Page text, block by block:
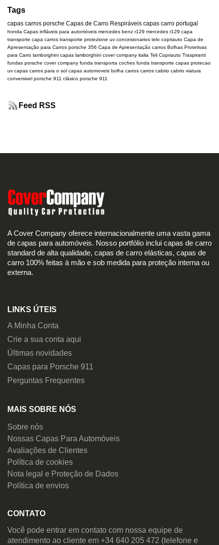
Tags
capas carros porsche Capas de Carro Respiráveis capas carro portugal
honda Capas infláveis para automóveis mercedes benz r129 mercedes r129 capa
transporte capa carros transporte protezione uv concesionarios telo copriauto Capa de
Apresentação para Carros porsche 356 Capa de Apresentação carros Bolhas Protetivas
para Carro lamborghini capas lamborghini cover company italia Teli Copriauto Traspiranti
fundas porsche cover company funda transporta coches funda transporte capas protecao
uv capas carros para o sol capas automoveis bolha carros carros cabrio cabrio viatura
conversivel porsche 911 clásico porsche 911
Feed RSS
A Cover Company oferece internacionalmente uma vasta gama
de capas para automóveis. Nosso portfólio inclui capas de carro
standard de alta qualidade, capas de carro elásticas, capas de
carro 100% feitas à mão e sob medida para proteção interna ou
externa.
LINKS ÚTEIS
A Minha Conta
Crie a sua conta aqui
Últimas novidades
Capas para Porsche 911
Perguntas Frequentes
MAIS SOBRE NÓS
Sobre nós
Nossas Capas Para Automóveis
Avaliações de Clientes
Política de cookies
Nota legal e Proteção de Dados
Política de envios
CONTATO
Você pode entrar em contato com nossa equipe de
atendimento ao cliente em +34 640 205 472 (telefone e